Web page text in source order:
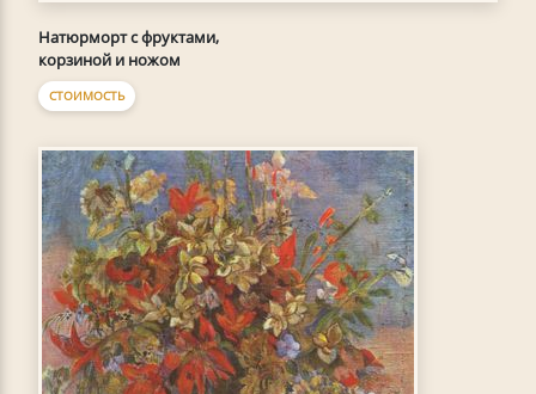
Натюрморт с фруктами,
корзиной и ножом
СТОИМОСТЬ